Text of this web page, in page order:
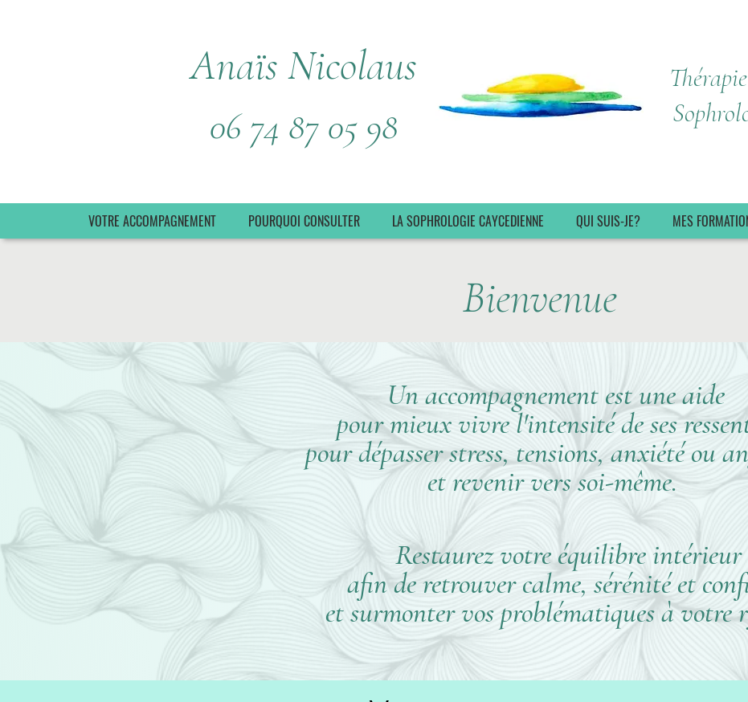
Anaïs Nicolaus
06 74 87 05 98
VOTRE ACCOMPAGNEMENT POURQUOI CONSULTER LA SOPHROLOGIE CAYCEDIENNE QUI SUIS-JE? MES
Bienvenue
Restaurez votre équilibre intérieur
afin de retrouver calme, sérénité et
et surmonter vos problématiques à votre
Un accompagnement est une aide
pour mieux vivrel'intensité de ses
pour dépasser stress, tensions, anxiété ou
et revenir vers soi-même.